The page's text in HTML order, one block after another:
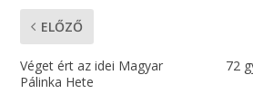
ELŐZŐ
Véget ért az idei Magyar
Pálinka Hete
72